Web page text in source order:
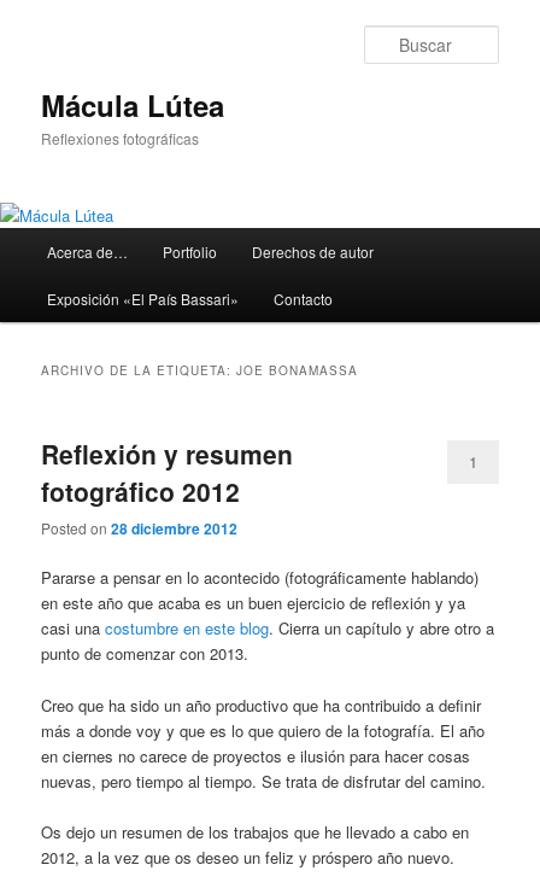
Mácula Lútea
Reflexiones fotográficas
principal
Acerca de… Portfolio Derechos de autor
Exposición «El País Bassari» Contacto
ARCHIVO DE LA ETIQUETA:JOE BONAMASSA
Reflexión y resumen
fotográfico 2012
Posted on28 diciembre 2012
1
Pararse a pensar en lo acontecido (fotográficamente hablando)
en este año que acaba es un buen ejercicio de reflexión y ya
casi unacostumbre en este blog. Cierra un capítulo y abre otro a
punto de comenzar con 2013.
Creo que ha sido un año productivo que ha contribuido a definir
más a donde voy y que es lo que quiero de la fotografía. El año
en ciernes no carece de proyectos e ilusión para hacer cosas
nuevas, pero tiempo al tiempo. Se trata de disfrutar del camino.
Os dejo un resumen de los trabajos que he llevado a cabo en
2012, a la vez que os deseo un feliz y próspero año nuevo.